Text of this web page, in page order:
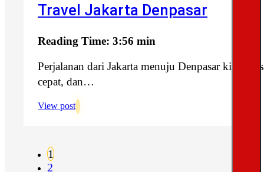
Travel Jakarta Denpasar
Reading Time: 3:56 min
Perjalanan dari Jakarta menuju Denpasar kini
cepat, dan…
View post
1
2